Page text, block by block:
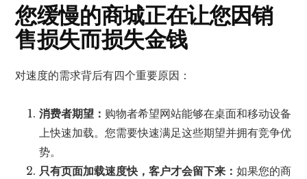
您缓慢的商城正在让您因销
售损失而损失金钱
对速度的需求背后有四个重要原因：
消费者期望： 购物者希望网站能够在桌面和移动设备
上快速加载。您需要快速满足这些期望并拥有竞争优
势。
只有页面加载速度快，客户才会留下来：如果您的商